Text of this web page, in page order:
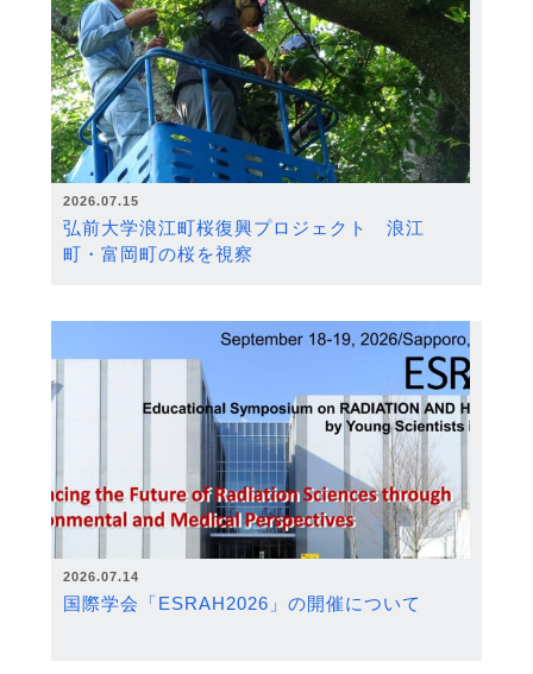
2026.07.15
弘前大学浪江町桜復興プロジェクト 浪江
町・富岡町の桜を視察
2026.07.14
国際学会「ESRAH2026」の開催について